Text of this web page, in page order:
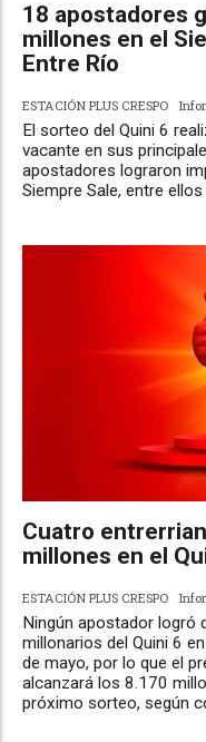
18 apostadores
millones en el
Entre Río
ESTACIÓN PLUS CRESPO
El sorteo del Quini 6
vacante en sus
apostadores lograron
Siempre Sale, entre
Cuatro
millones en el
ESTACIÓN PLUS CRESPO
Ningún apostador logró
millonarios del Quini 6
de mayo, por lo que el
alcanzará los 8.170
próximo sorteo, según